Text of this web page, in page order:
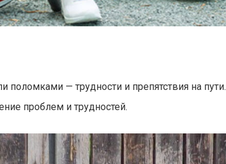
— трудности и препятствия на пути.
проблем и трудностей.